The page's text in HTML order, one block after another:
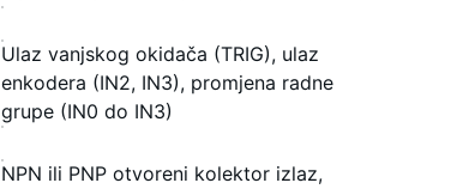
Ulaz vanjskog okidača (TRIG), ulaz
enkodera (IN2, IN3), promjena radne
grupe (IN0 do IN3)
NPN ili PNP otvoreni kolektor izlaz,